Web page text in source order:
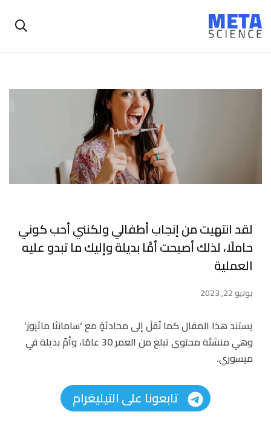
لقد انتهيت من إنجاب أطفالي ولكنني أحب كوني
حاملًا، لذلك أصبحت أمًّا بديلة وإليك ما تبدو عليه
العملية
يونيو 22, 2023
يستند هذا المقال كما نُقلَ إلى محادثةٍ مع ‘سامانثا ماثيوز’
وهي منشئة محتوى تبلغ من العمر 30 عامًا، وأمّ بديلة في
ميسوري.
تابعونا على التيليغرام